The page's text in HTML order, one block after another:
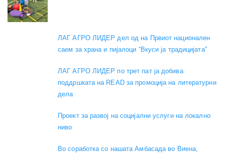
ЛАГ АГРО ЛИДЕР дел од на Првиот национален
саем за храна и пијалоци “Вкуси ја традицијата”
ЛАГ АГРО ЛИДЕР по трет пат ја добива
поддршката на READ за промоција на литературни
дела
Проект за развој на социјални услуги на локално
ниво
Во соработка со нашата Амбасада во Виена,